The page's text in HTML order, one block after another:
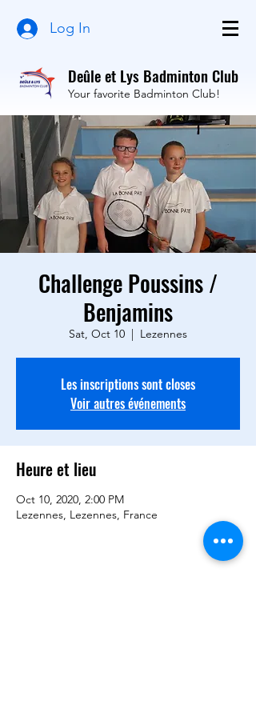
Log In
Deûle et Lys Badminton Club
Your favorite Badminton Club!
Challenge Poussins /
Benjamins
Sat, Oct 10
  |
Lezennes
Les inscriptions sont closes
Voir autres événements
Heure et lieu
Oct 10, 2020, 2:00 PM
Lezennes, Lezennes, France